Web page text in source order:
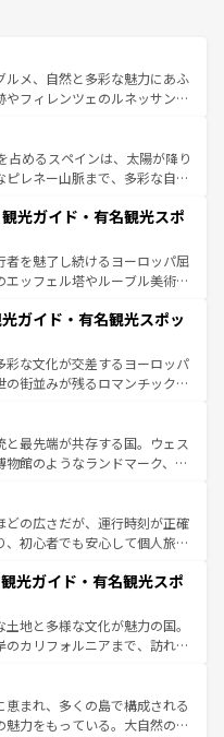
ルメ、自然と多彩な魅力にあふ
やフィレンツェのルネッサンス
園風景やアマルフィ海岸の絶
ない。観光の合間には、本場の
タリア料理を堪能することも
れられない旅をしてみよう！
占めるスペインは、太陽が降り
レネー山脈まで、多彩な自然
熱的なフラメンコ、熱気あふ
パスが生活の一部となってい
された雰囲気や、バルセロナの
方では古代ローマ遺跡や中世
候が異なるスペインはその個
しい。
光ガイド・有名観光スポ
者を魅了し続けるヨーロッパ屈
ッフェル塔やルーブル美術館
る。華麗な宮殿、歴史的な大
豊かな自然が、訪れる者を心
ンスは美食の国としても知ら
無形文化遺産にも登録されて
多彩な楽しみ方が可能だ。さ
魅力が溢れており、どの街角に
ている。パリ以外の個性あふ
ガイド・有名観光スポッ
彩な文化が交差するヨーロッパ
街並みが残るロマンチック街
いても飽きることがない。ベ
ルン州のアルプスの絶景、そ
畑といった風景は必見。ビール
ほしい。 なお、新着の
覧を参照してほしい。
最先端が共存する国。ウェス
物館のようなランドマーク、歴
。また、優雅なアフタヌーン
まらない英国パブ、サッカー観
る体験も豊富。イギリスを旅
。
どの広さだが、運行時刻が正確
初心者でも安心して個人旅行
スイスならではのユニークな
だけでなく町歩きも満喫する
高いため物価も高いが、旅行
ビスもあり、うまく活用すれ
光ガイド・有名観光スポ
地と多様な文化が魅力の国。
カリフォルニアまで、訪れる
ショッピング、エンターテイ
スポットだ。一方、アメリカ
グランドキャニオンやイエロー
まれ、多くの島で構成される
力をもっている。大自然の神